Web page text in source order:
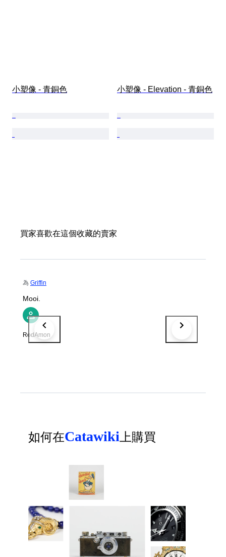
小塑像 - 青銅色 小塑像 - Elevation - 青銅色
買家喜歡在這個收藏的賣家
為 Griffin
Mooi.
RodAmon
如何在Catawiki 上購買